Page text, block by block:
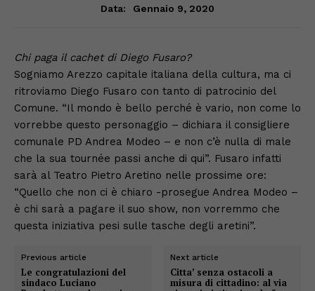
Data: Gennaio 9, 2020
Chi paga il cachet di Diego Fusaro?
Sogniamo Arezzo capitale italiana della cultura, ma ci
ritroviamo Diego Fusaro con tanto di patrocinio del
Comune. “Il mondo è bello perché è vario, non come lo
vorrebbe questo personaggio – dichiara il consigliere
comunale PD Andrea Modeo – e non c’è nulla di male
che la sua tournée passi anche di qui”. Fusaro infatti
sarà al Teatro Pietro Aretino nelle prossime ore:
“Quello che non ci è chiaro -prosegue Andrea Modeo –
è chi sarà a pagare il suo show, non vorremmo che
questa iniziativa pesi sulle tasche degli aretini”.
Previous article
Le congratulazioni del
sindaco Luciano
Next article
Citta’ senza ostacoli a
misura di cittadino: al via